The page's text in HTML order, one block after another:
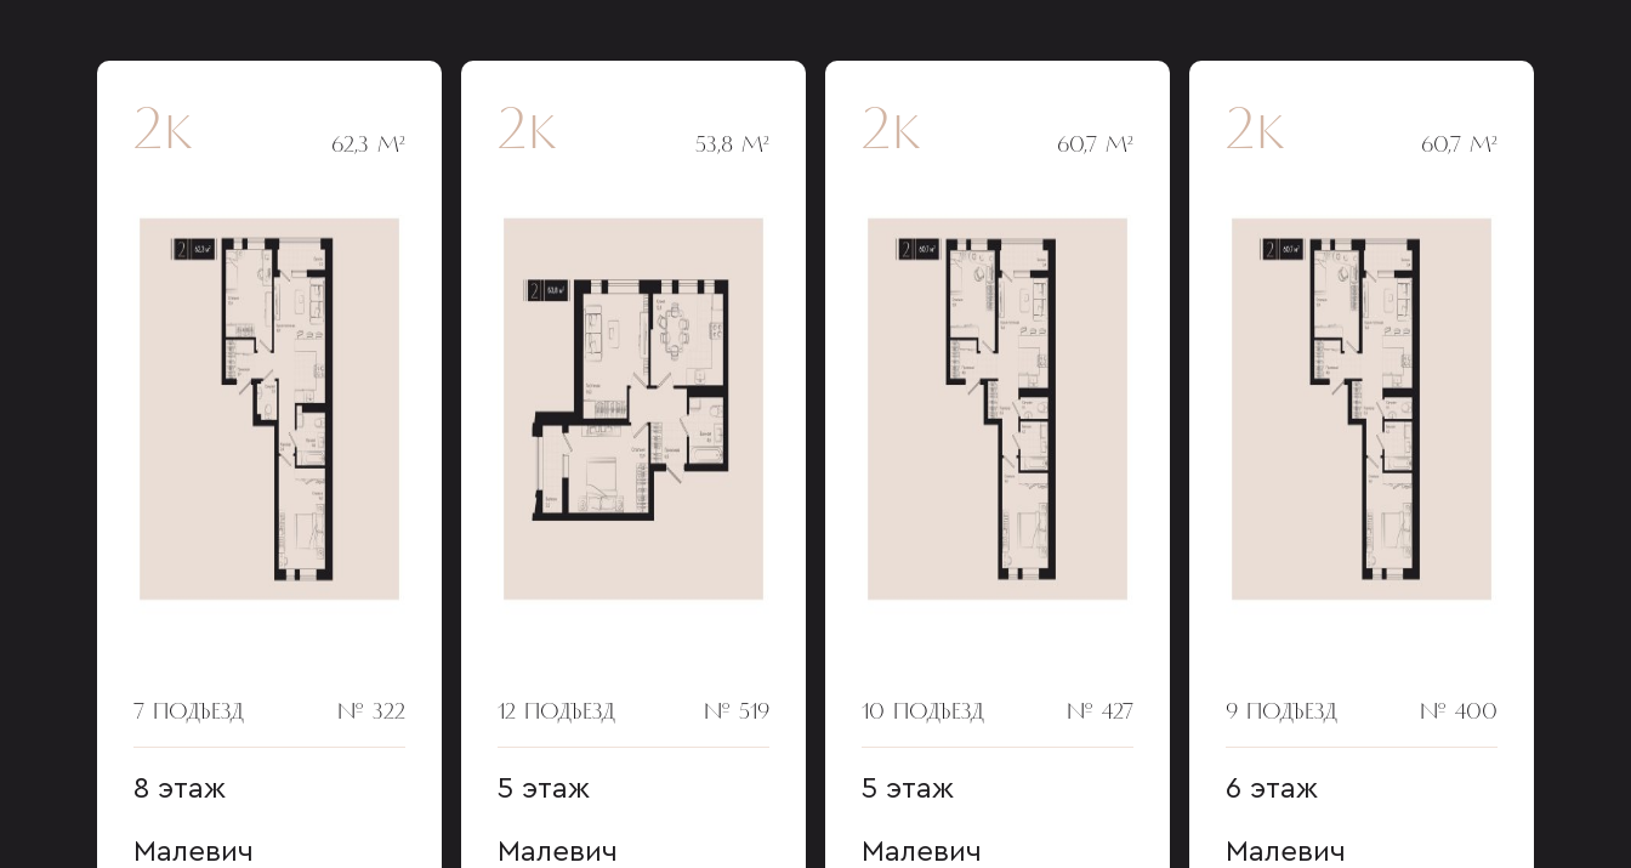
2к 62,3 М²
7 ПОДЪЕЗД № 322
8 этаж
Малевич
2к 53,8 М²
12 ПОДЪЕЗД № 519
5 этаж
Малевич
2к 60,7 М²
10 ПОДЪЕЗД № 427
5 этаж
Малевич
2к 60,7 М²
9 ПОДЪЕЗД № 400
6 этаж
Малевич